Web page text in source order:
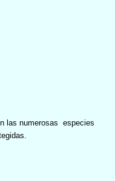
las numerosas
especies